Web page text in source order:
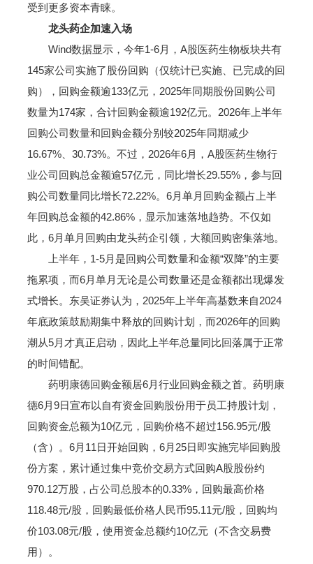
受到更多资本青睐。
龙头药企加速入场
Wind数据显示，今年1-6月，A股医药生物板块共有
145家公司实施了股份回购（仅统计已实施、已完成的回
购），回购金额逾133亿元，2025年同期股份回购公司
数量为174家，合计回购金额逾192亿元。2026年上半年
回购公司数量和回购金额分别较2025年同期减少
16.67%、30.73%。不过，2026年6月，A股医药生物行
业公司回购总金额逾57亿元，同比增长29.55%，参与回
购公司数量同比增长72.22%。6月单月回购金额占上半
年回购总金额的42.86%，显示加速落地趋势。不仅如
此，6月单月回购由龙头药企引领，大额回购密集落地。
上半年，1-5月是回购公司数量和金额“双降”的主要
拖累项，而6月单月无论是公司数量还是金额都出现爆发
式增长。东吴证券认为，2025年上半年高基数来自2024
年底政策鼓励期集中释放的回购计划，而2026年的回购
潮从5月才真正启动，因此上半年总量同比回落属于正常
的时间错配。
药明康德回购金额居6月行业回购金额之首。药明康
德6月9日宣布以自有资金回购股份用于员工持股计划，
回购资金总额为10亿元，回购价格不超过156.95元/股
（含）。6月11日开始回购，6月25日即实施完毕回购股
份方案，累计通过集中竞价交易方式回购A股股份约
970.12万股，占公司总股本的0.33%，回购最高价格
118.48元/股，回购最低价格人民币95.11元/股，回购均
价103.08元/股，使用资金总额约10亿元（不含交易费
用）。